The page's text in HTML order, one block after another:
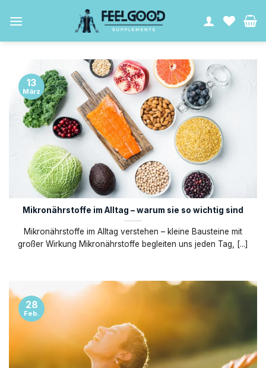
Inhalt
Mikronährstoffe im Alltag – warum sie so wichtig sind
Mikronährstoffe im Alltag verstehen – kleine Bausteine mit
großer Wirkung Mikronährstoffe begleiten uns jeden Tag, [...]
13
März
28
Feb.